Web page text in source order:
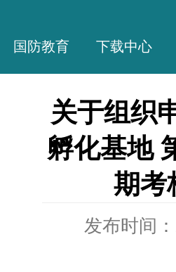
国防教育 下载中心
关于组织
孵化基地
期考
发布时间